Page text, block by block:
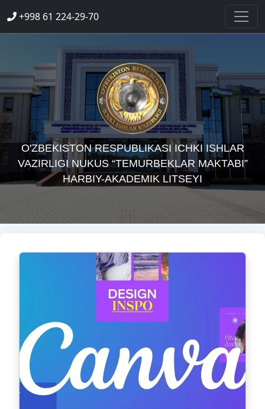
+998 61 224-29-70
O'ZBEKISTON RESPUBLIKASI ICHKI ISHLAR
VAZIRLIGI NUKUS “TEMURBEKLAR MAKTABI”
HARBIY-AKADEMIK LITSEYI